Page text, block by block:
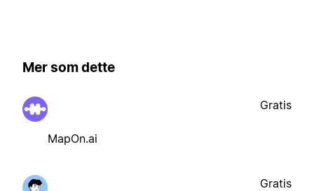
Mer som dette
MapOn.ai
Gratis
Gratis